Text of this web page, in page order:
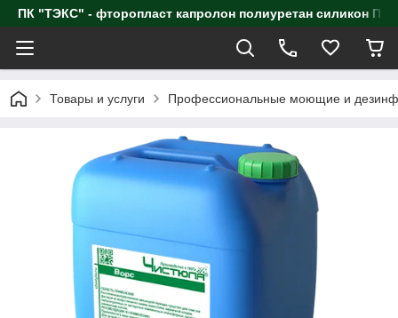
ПК "ТЭКС" - фторопласт капролон полиуретан
Товары и услуги Профессиональные моющие и